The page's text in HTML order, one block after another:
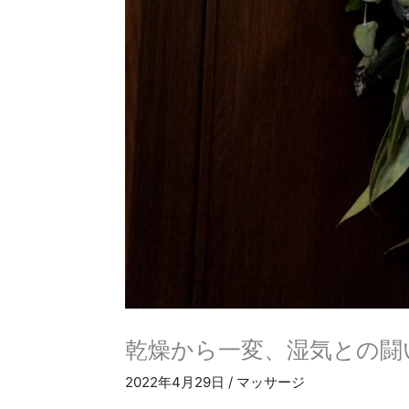
乾燥から一変、湿気との闘
2022年4月29日 / マッサージ